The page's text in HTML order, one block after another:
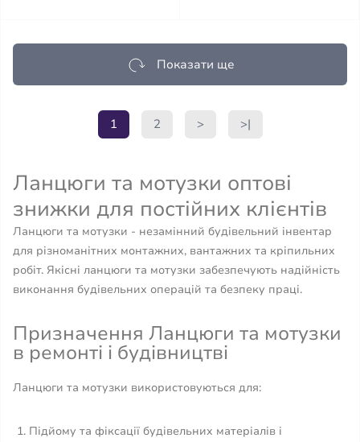
Показати ще
1 2 > >|
Ланцюги та мотузки оптові
знижки для постійних клієнтів
Ланцюги та мотузки - незамінний будівельний інвентар
для різноманітних монтажних, вантажних та кріпильних
робіт. Якісні ланцюги та мотузки забезпечують надійність
виконання будівельних операцій та безпеку праці.
Призначення Ланцюги та мотузки
в ремонті і будівництві
Ланцюги та мотузки використовуються для:
Підйому та фіксації будівельних матеріалів і